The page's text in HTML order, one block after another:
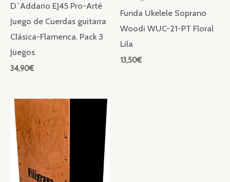
D´Addario EJ45 Pro-Arté
Juego de Cuerdas guitarra
Clásica-Flamenca. Pack 3
Juegos
34,90€
Funda Ukelele Soprano
Woodi WUC-21-PT Floral
Lila
13,50€